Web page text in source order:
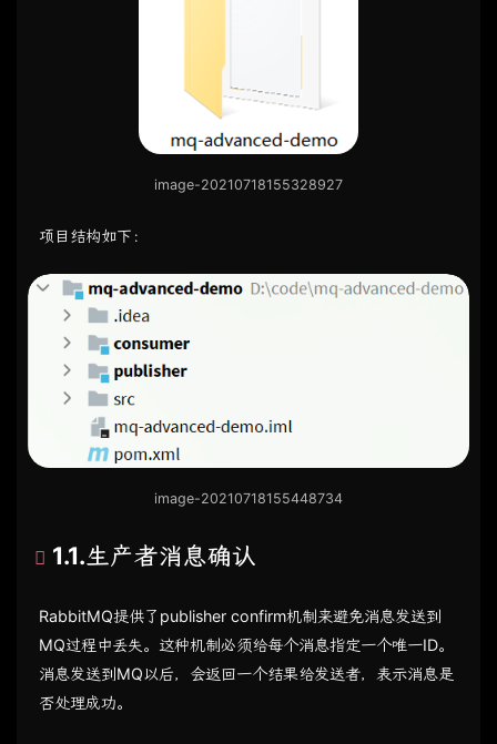
image-20210718155328927
项目结构如下：
image-20210718155448734
1.1.生产者消息确认
RabbitMQ提供了publisher confirm机制来避免消息发送到
MQ过程中丢失。这种机制必须给每个消息指定一个唯一ID。
消息发送到MQ以后，会返回一个结果给发送者，表示消息是
否处理成功。